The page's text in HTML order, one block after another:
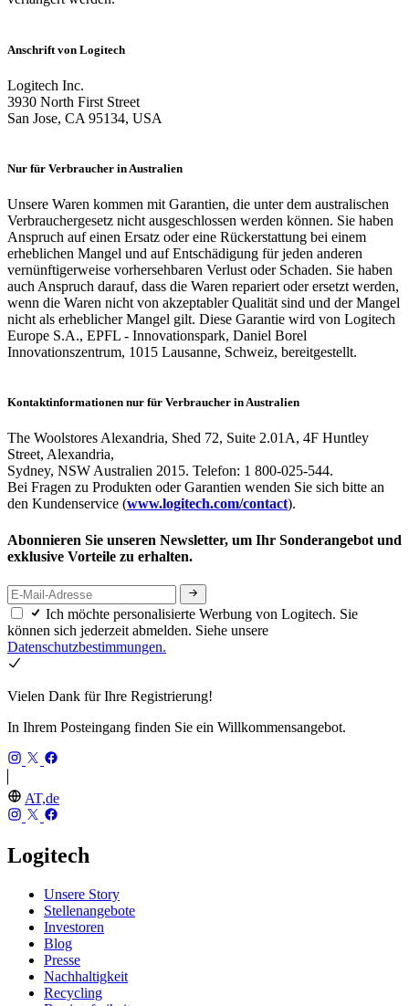
Anschrift von Logitech
Logitech Inc.
3930 North First Street
San Jose, CA 95134, USA
Nur für Verbraucher in Australien
Unsere Waren kommen mit Garantien, die unter dem australischen
Verbrauchergesetz nicht ausgeschlossen werden können. Sie haben
Anspruch auf einen Ersatz oder eine Rückerstattung bei einem
erheblichen Mangel und auf Entschädigung für jeden anderen
vernünftigerweise vorhersehbaren Verlust oder Schaden. Sie haben
auch Anspruch darauf, dass die Waren repariert oder ersetzt werden,
wenn die Waren nicht von akzeptabler Qualität sind und der Mangel
nicht als erheblicher Mangel gilt. Diese Garantie wird von Logitech
Europe S.A., EPFL - Innovationspark, Daniel Borel
Innovationszentrum, 1015 Lausanne, Schweiz, bereitgestellt.
Kontaktinformationen nur für Verbraucher in Australien
The Woolstores Alexandria, Shed 72, Suite 2.01A, 4F Huntley
Street, Alexandria,
Sydney, NSW Australien 2015. Telefon: 1 800-025-544.
Bei Fragen zu Produkten oder Garantien wenden Sie sich bitte an
den Kundenservice (www.logitech.com/contact).
Abonnieren Sie unseren Newsletter, um Ihr Sonderangebot und
exklusive Vorteile zu erhalten.
Ich möchte personalisierte Werbung von Logitech. Sie
können sich jederzeit abmelden. Siehe unsere
Datenschutzbestimmungen.
Vielen Dank für Ihre Registrierung!
In Ihrem Posteingang finden Sie ein Willkommensangebot.
AT,de
Logitech
Unsere Story
Stellenangebote
Investoren
Blog
Presse
Nachhaltigkeit
Recycling